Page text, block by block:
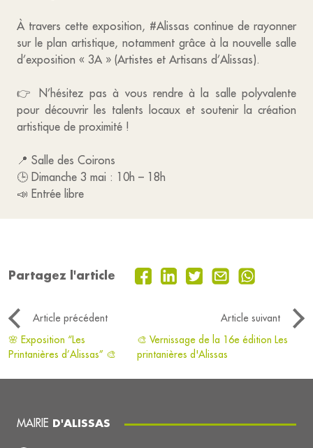
À travers cette exposition, #Alissas continue de rayonner
sur le plan artistique, notamment grâce à la nouvelle salle
d’exposition « 3A » (Artistes et Artisans d’Alissas).
👉 N’hésitez pas à vous rendre à la salle polyvalente
pour découvrir les talents locaux et soutenir la création
artistique de proximité !
📍 Salle des Coirons
🕒 Dimanche 3 mai : 10h – 18h
📣 Entrée libre
Partagez l'article
Article précédent
Article suivant
🌸 Exposition “Les
Printanières d’Alissas” 🎨
🎨 Vernissage de la 16e édition Les
printanières d'Alissas
MAIRIE D'ALISSAS